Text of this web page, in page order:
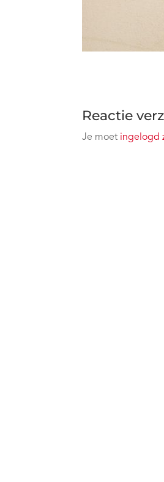
Reactie
Je moet ingelogd